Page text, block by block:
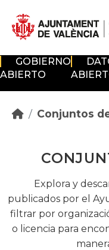
GOBIERNO
ABIERTO
Conjuntos
Explora y
publicados por el
filtrar por
o licencia para